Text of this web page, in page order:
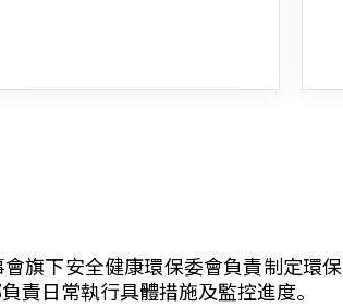
旗下安全健康環保委會負責制定環保
責日常執行具體措施及監控進度。